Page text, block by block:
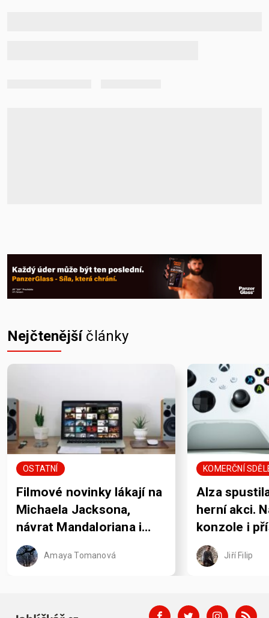
Nejčtenějšíčlánky
OSTATNÍ
Filmové novinky lákají na
Michaela Jacksona,
návrat Mandaloriana i
pořádně krvavou Jane
Austenovou
Amaya Tomanová
KOMERČNÍ
Alza
herní akci.
konzole i
rozdává
Jiří Filip